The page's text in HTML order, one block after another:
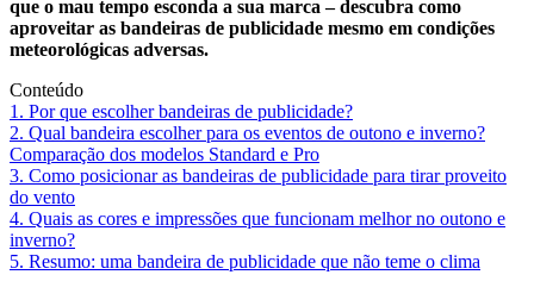
que o mau tempo esconda a sua marca – descubra como
aproveitar as bandeiras de publicidade mesmo em condições
meteorológicas adversas.
Conteúdo
1. Por que escolher bandeiras de publicidade?
2. Qual bandeira escolher para os eventos de outono e inverno?
Comparação dos modelos Standard e Pro
3. Como posicionar as bandeiras de publicidade para tirar proveito
do vento
4. Quais as cores e impressões que funcionam melhor no outono e
inverno?
5. Resumo: uma bandeira de publicidade que não teme o clima